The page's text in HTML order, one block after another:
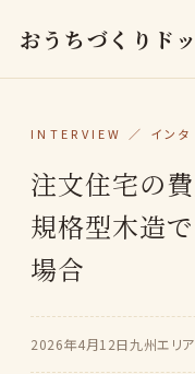
おうちづくりド
INTERVIEW ／ インタ
注文住宅の
規格型木造
場合
2026年4月12日九州エリア